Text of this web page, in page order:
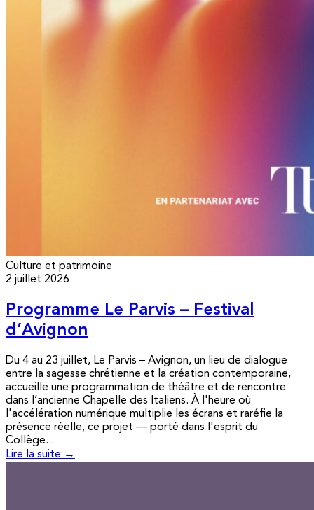
Culture et patrimoine
2 juillet 2026
Programme Le Parvis – Festival
d’Avignon
Du 4 au 23 juillet, Le Parvis – Avignon, un lieu de dialogue
entre la sagesse chrétienne et la création contemporaine,
accueille une programmation de théâtre et de rencontre
dans l’ancienne Chapelle des Italiens. À l'heure où
l'accélération numérique multiplie les écrans et raréfie la
présence réelle, ce projet — porté dans l'esprit du
Collège...
Lire la suite →